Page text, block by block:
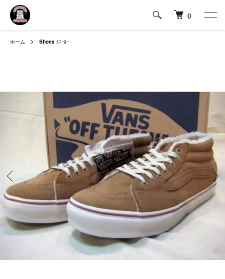
0
ホーム Shoes ｽﾆｰｶｰ